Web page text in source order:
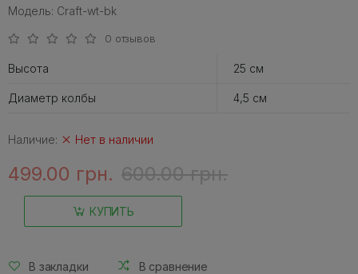
Модель: Craft-wt-bk
0 отзывов
Высота 25 см
Диаметр колбы 4,5 см
Наличие: Нет в наличии
499.00 грн. 600.00 грн.
КУПИТЬ
В закладки В сравнение